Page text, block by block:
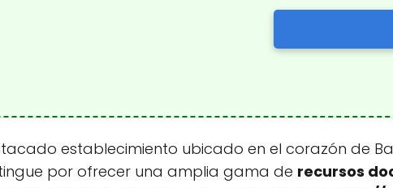
establecimiento ubicado en el corazón de
por ofrecer una amplia gama de recursos